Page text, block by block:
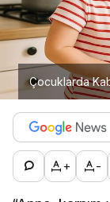
Çocuklarda
+ -